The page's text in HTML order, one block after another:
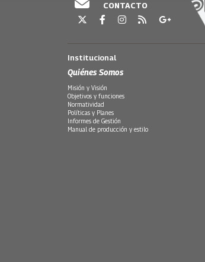
CONTACTO
Institucional
Quiénes Somos
Misión y Visión
Objetivos y funciones
Normatividad
Políticas y Planes
Informes de Gestión
Manual de producción y estilo